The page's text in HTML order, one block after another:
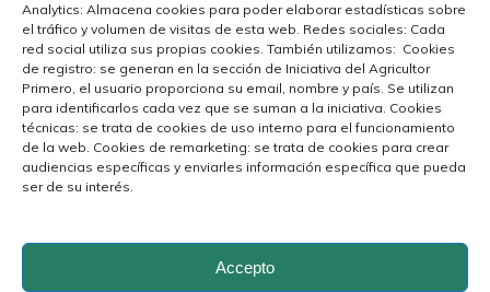
Analytics: Almacena cookies para poder elaborar estadísticas sobre
el tráfico y volumen de visitas de esta web. Redes sociales: Cada
red social utiliza sus propias cookies. También utilizamos: Cookies
de registro: se generan en la sección de Iniciativa del Agricultor
Primero, el usuario proporciona su email, nombre y país. Se utilizan
para identificarlos cada vez que se suman a la iniciativa. Cookies
técnicas: se trata de cookies de uso interno para el funcionamiento
de la web. Cookies de remarketing: se trata de cookies para crear
audiencias específicas y enviarles información específica que pueda
ser de su interés.
Accepto